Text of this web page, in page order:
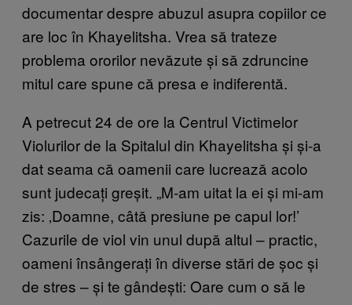
documentar despre abuzul asupra copiilor ce
are loc în Khayelitsha. Vrea să trateze
problema ororilor nevăzute și să zdruncine
mitul care spune că presa e indiferentă.
A petrecut 24 de ore la Centrul Victimelor
Violurilor de la Spitalul din Khayelitsha și și-a
dat seama că oamenii care lucrează acolo
sunt judecați greșit. „M-am uitat la ei și mi-am
zis: ‚Doamne, câtă presiune pe capul lor!’
Cazurile de viol vin unul după altul – practic,
oameni însângerați în diverse stări de șoc și
de stres – și te gândești: Oare cum o să le